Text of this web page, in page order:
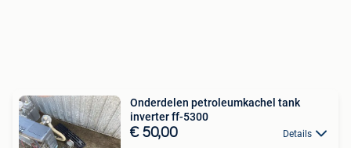
Onderdelen petroleumkachel tank
inverter ff-5300
€ 50,00 Details